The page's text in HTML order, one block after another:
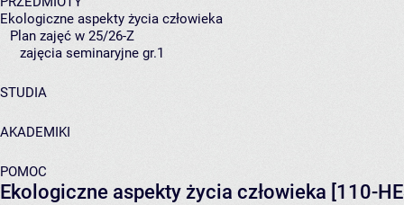
Ekologiczne aspekty życia człowieka
Plan zajęć w 25/26-Z
zajęcia seminaryjne gr.1
STUDIA
AKADEMIKI
POMOC
Ekologiczne aspekty życia człowieka [110-